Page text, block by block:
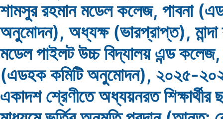
শামসুর রহমান মডেল কলেজ, পাবনা
অনুমোদন), অধ্যক্ষ (ভারপ্রাপ্ত), মান্দা
মডেল পাইলট উচ্চ বিদ্যালয় এন্ড
(এডহক কমিটি অনুমোদন), ২০২৫-২০২৬
একাদশ শ্রেণীতে অধ্যয়নরত শিক্ষার্থীর